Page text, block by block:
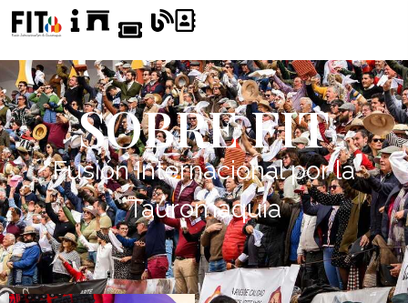
SOBRE FIT
Fusión Internacional por la
Tauromaquia